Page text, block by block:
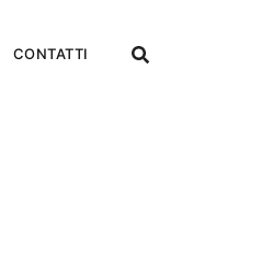
CONTATTI